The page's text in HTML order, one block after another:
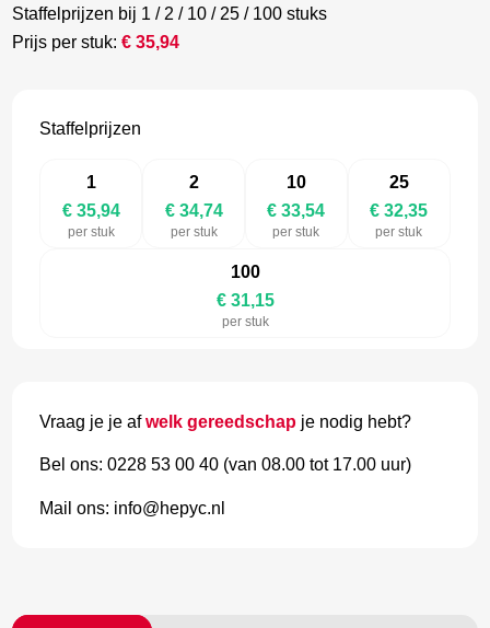
Staffelprijzen bij 1 / 2 / 10 / 25 / 100 stuks
Prijs per stuk:€35,94
Staffelprijzen
1
€ 35,94
per stuk
2
€ 34,74
per stuk
10
€ 33,54
per stuk
25
€ 32,35
per stuk
100
€ 31,15
per stuk
Vraag je je afwelk gereedschap je nodig hebt?
Bel ons: 0228 53 00 40 (van 08.00 tot 17.00 uur)
Mail ons: info@hepyc.nl